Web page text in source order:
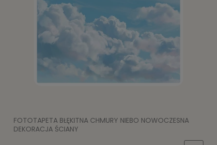
FOTOTAPETA BŁĘKITNA CHMURY NIEBO NOWOCZESNA
DEKORACJA ŚCIANY